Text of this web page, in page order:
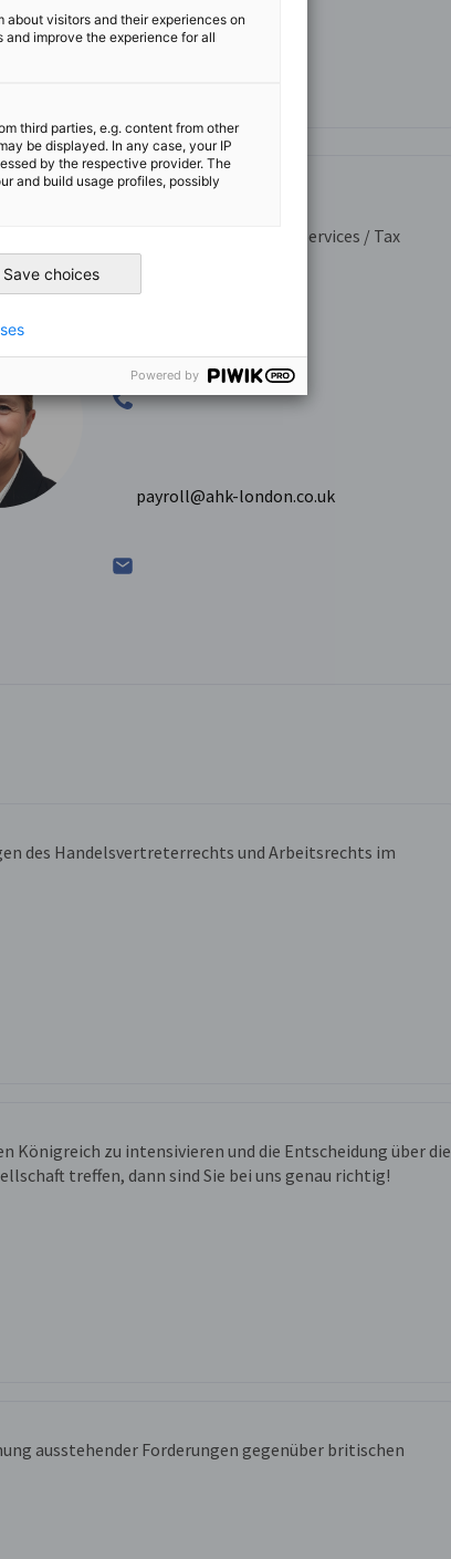
Assistant Manager Legal Services / Tax
Rechstabteilung
payroll@ahk-london.co.uk
des Handelsvertreterrechts und Arbeitsrechts im
Königreich zu intensivieren und die Entscheidung über die
treffen, dann sind Sie bei uns genau richtig!
ausstehender Forderungen gegenüber britischen
about visitors and their experiences on
and improve the experience for all
third parties, e.g. content from other
be displayed. In any case, your IP
by the respective provider. The
and build usage profiles, possibly
Save choices
Powered by